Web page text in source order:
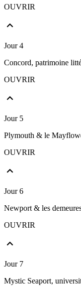
OUVRIR
Jour 4
Concord, patrimoine
OUVRIR
Jour 5
Plymouth & le
OUVRIR
Jour 6
Newport & les
OUVRIR
Jour 7
Mystic Seaport,